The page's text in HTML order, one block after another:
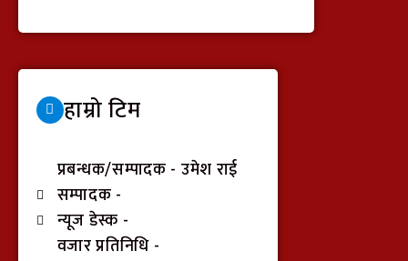
हाम्रो टिम
प्रबन्धक/सम्पादक - उमेश राई
सम्पादक -
न्यूज डेस्क -
वजार प्रतिनिधि -